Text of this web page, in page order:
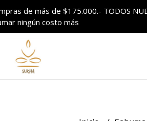
de más de $175.000.- TODOS
ningún costo más